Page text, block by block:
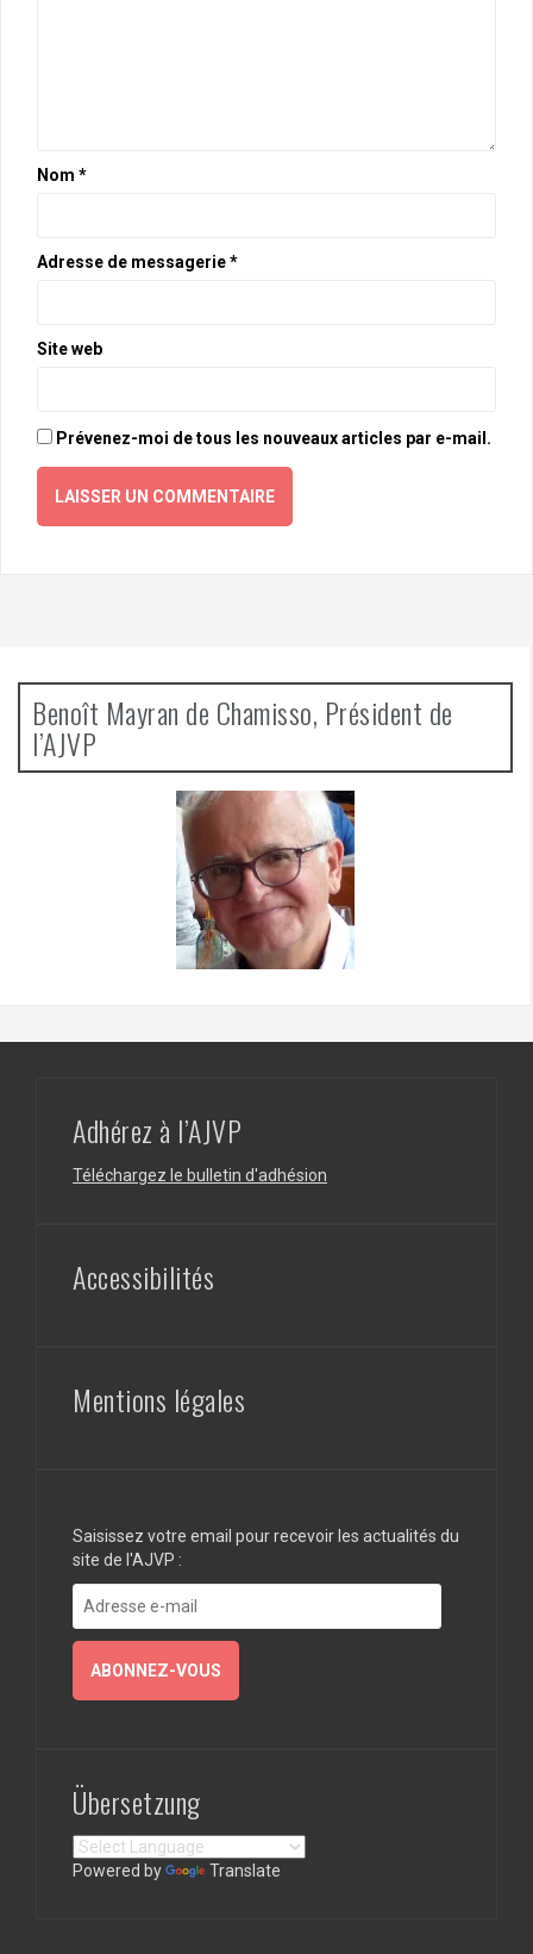
Nom *
Adresse de messagerie*
Site web
Prévenez-moi de tous les nouveaux articles par e-mail.
Benoît Mayran de Chamisso, Président de
l’AJVP
Adhérez à l’AJVP
Téléchargez le bulletin d'adhésion
Accessibilités
Mentions légales
Saisissez votre email pour recevoir les actualités du
site de l'AJVP :
e-
mail
ABONNEZ-VOUS
Übersetzung
Powered by Translate